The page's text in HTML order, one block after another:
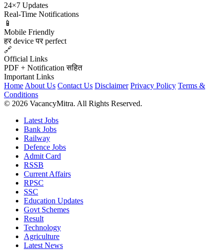
24×7 Updates
Real-Time Notifications
📱
Mobile Friendly
हर device पर perfect
🔗
Official Links
PDF + Notification सहित
Important Links
Home About Us Contact Us Disclaimer Privacy Policy Terms &
Conditions
© 2026 VacancyMitra. All Rights Reserved.
Latest Jobs
Bank Jobs
Railway
Defence Jobs
Admit Card
RSSB
Current Affairs
RPSC
SSC
Education Updates
Govt Schemes
Result
Technology
Agriculture
Latest News